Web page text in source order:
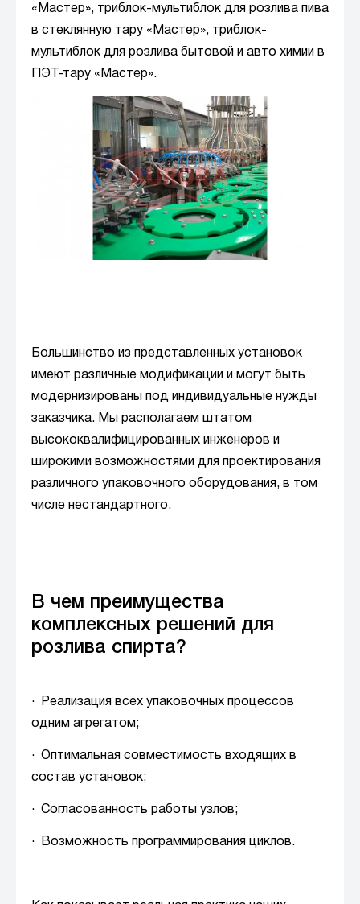
«Мастер», триблок-мультиблок для розлива пива
в стеклянную тару «Мастер», триблок-
мультиблок для розлива бытовой и авто химии в
ПЭТ-тару «Мастер».
Большинство из представленных установок
имеют различные модификации и могут быть
модернизированы под индивидуальные нужды
заказчика. Мы располагаем штатом
высококвалифицированных инженеров и
широкими возможностями для проектирования
различного упаковочного оборудования, в том
числе нестандартного.
В чем преимущества
комплексных решений для
розлива спирта?
· Реализация всех упаковочных процессов
одним агрегатом;
· Оптимальная совместимость входящих в
состав установок;
· Согласованность работы узлов;
· Возможность программирования циклов.